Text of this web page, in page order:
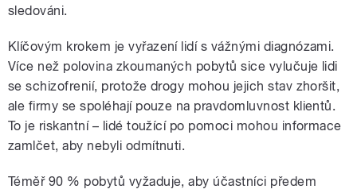
sledováni.
Klíčovým krokem je vyřazení lidí s vážnými diagnózami.
Více než polovina zkoumaných pobytů sice vylučuje lidi
se schizofrenií, protože drogy mohou jejich stav zhoršit,
ale firmy se spoléhají pouze na pravdomluvnost klientů.
To je riskantní – lidé toužící po pomoci mohou informace
zamlčet, aby nebyli odmítnuti.
Téměř 90 % pobytů vyžaduje, aby účastníci předem